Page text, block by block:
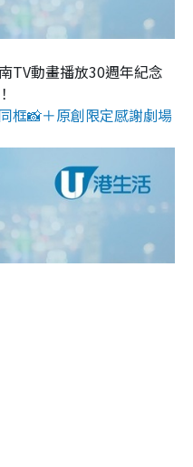
TV動畫播放30週年紀念
框📸＋原創限定感謝劇場